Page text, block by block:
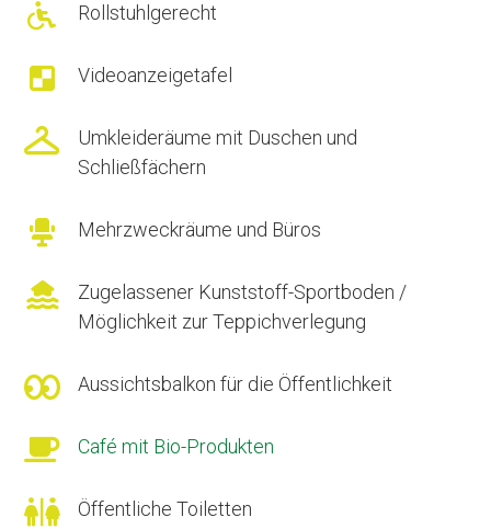
 Rollstuhlgerecht
 Videoanzeigetafel

Umkleideräume mit Duschen und
Schließfächern
 Mehrzweckräume und Büros

Zugelassener Kunststoff-Sportboden /
Möglichkeit zur Teppichverlegung
 Aussichtsbalkon für die Öffentlichkeit
 Café mit Bio-Produkten
 Öffentliche Toiletten